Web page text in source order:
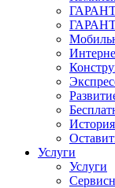
Услуги
Услуги